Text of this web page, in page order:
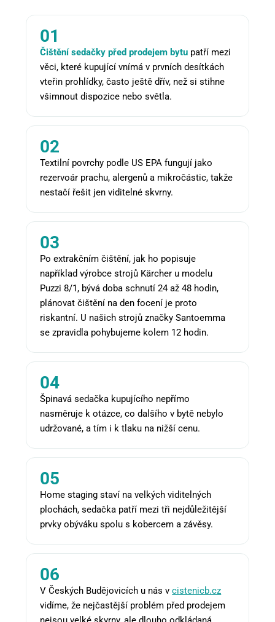
01
Čištění sedačky před prodejem bytu patří mezi
věci, které kupující vnímá v prvních desítkách
vteřin prohlídky, často ještě dřív, než si stihne
všimnout dispozice nebo světla.
02
Textilní povrchy podle US EPA fungují jako
rezervoár prachu, alergenů a mikročástic, takže
nestačí řešit jen viditelné skvrny.
03
Po extrakčním čištění, jak ho popisuje
například výrobce strojů Kärcher u modelu
Puzzi 8/1, bývá doba schnutí 24 až 48 hodin,
plánovat čištění na den focení je proto
riskantní. U našich strojů značky Santoemma
se zpravidla pohybujeme kolem 12 hodin.
04
Špinavá sedačka kupujícího nepřímo
nasměruje k otázce, co dalšího v bytě nebylo
udržované, a tím i k tlaku na nižší cenu.
05
Home staging staví na velkých viditelných
plochách, sedačka patří mezi tři nejdůležitější
prvky obýváku spolu s kobercem a závěsy.
06
V Českých Budějovicích u nás vcistenicb.cz
vidíme, že nejčastější problém před prodejem